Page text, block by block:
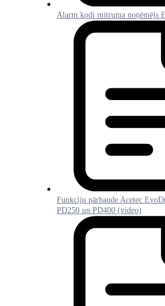
Alarm kodi mitruma noņēmējs
Funkciju pārbaude Acetec
PD250 un PD400 (video)